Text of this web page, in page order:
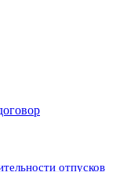
отпусков